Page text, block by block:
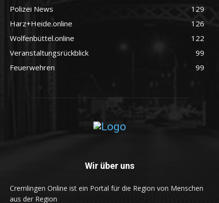
Polizei News
129
Harz+Heide.online
126
Wolfenbüttel.online
122
Veranstaltungsrückblick
99
Feuerwehren
99
Wir über uns
Cremlingen Online ist ein Portal für die Region von Menschen
aus der Region